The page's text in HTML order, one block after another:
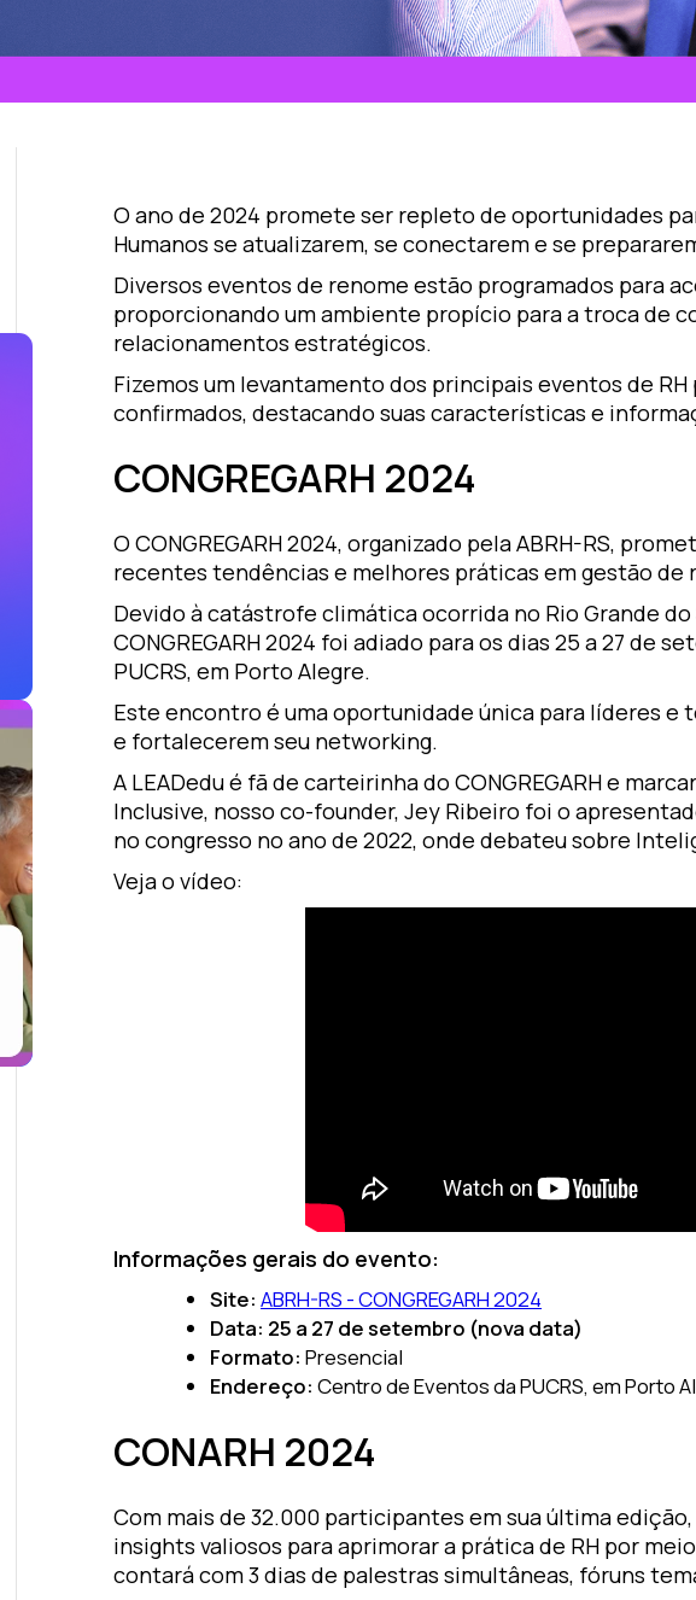
O ano de 2024 promete ser repleto de oportunidades
Humanos se atualizarem, se conectarem e se
Diversos eventos de renome estão programados para
proporcionando um ambiente propício para a troca de
relacionamentos estratégicos.
Fizemos um levantamento dos principais eventos de
confirmados, destacando suas características e
CONGREGARH 2024
O CONGREGARH 2024, organizado pela ABRH-RS,
recentes tendências e melhores práticas em gestão de
Devido à catástrofe climática ocorrida no Rio Grande
CONGREGARH 2024 foi adiado para os dias 25 a 27 de
PUCRS, em Porto Alegre.
Este encontro é uma oportunidade única para líderes e
e fortalecerem seu networking.
A LEADedu é fã de carteirinha do CONGREGARH e
Inclusive, nosso co-founder, Jey Ribeiro foi o
no congresso no ano de 2022, onde debateu sobre
Veja o vídeo:
Informações gerais do evento:
Site: ABRH-RS - CONGREGARH 2024
Data: 25 a 27 de setembro (nova data)
Formato: Presencial
Endereço: Centro de Eventos da PUCRS, em Porto
CONARH 2024
Com mais de 32.000 participantes em sua última
insights valiosos para aprimorar a prática de RH por
contará com 3 dias de palestras simultâneas, fóruns